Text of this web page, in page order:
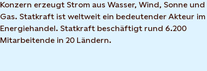
Konzern erzeugt Strom aus Wasser, Wind, Sonne und
Gas. Statkraft ist weltweit ein bedeutender Akteur im
Energiehandel. Statkraft beschäftigt rund 6.200
Mitarbeitende in 20 Ländern.